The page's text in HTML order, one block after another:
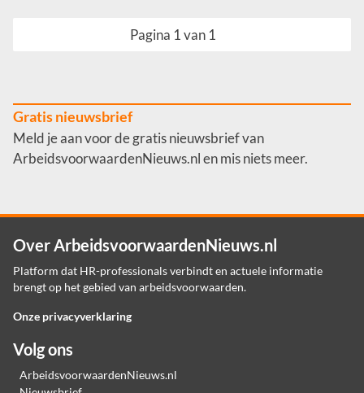
Pagina 1 van 1
Gratis nieuwsbrief
Meld je aan voor de gratis nieuwsbrief van
ArbeidsvoorwaardenNieuws.nl en mis niets meer.
Over ArbeidsvoorwaardenNieuws.nl
Platform dat HR-professionals verbindt en actuele informatie
brengt op het gebied van arbeidsvoorwaarden.
Onze privacyverklaring
Volg ons
ArbeidsvoorwaardenNieuws.nl